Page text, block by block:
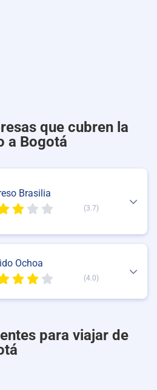
que cubren la
a Bogotá
Brasilia
(3.7)
Ochoa
(4.0)
para viajar de